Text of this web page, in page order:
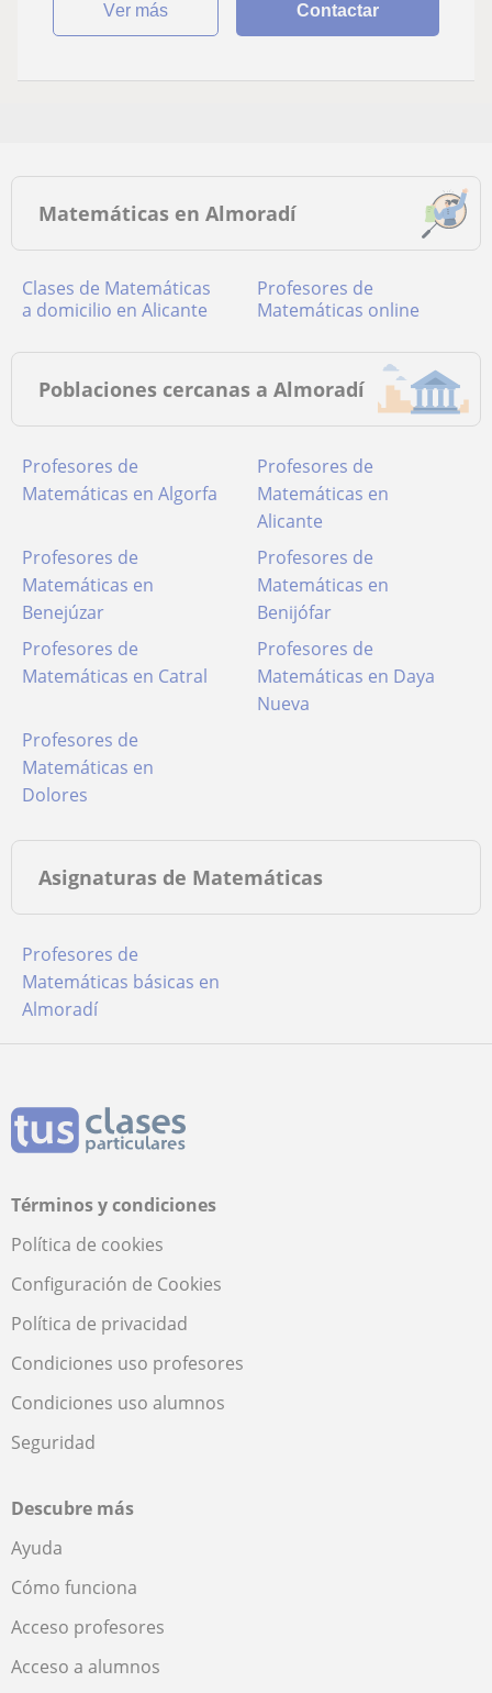
ver más Contactar
Matemáticas en Almoradí
Clases de Matemáticas
a domicilio en Alicante
Profesores de
Matemáticas online
Poblaciones cercanas a Almoradí
Profesores de
Matemáticas en Algorfa
Profesores de
Matemáticas en
Alicante
Profesores de
Matemáticas en
Benejúzar
Profesores de
Matemáticas en
Benijófar
Profesores de
Matemáticas en Catral
Profesores de
Matemáticas en Daya
Nueva
Profesores de
Matemáticas en
Dolores
Asignaturas de Matemáticas
Profesores de
Matemáticas básicas en
Almoradí
Términos y condiciones
Política de cookies
Configuración de Cookies
Política de privacidad
Condiciones uso profesores
Condiciones uso alumnos
Seguridad
Descubre más
Ayuda
Cómo funciona
Acceso profesores
Acceso a alumnos